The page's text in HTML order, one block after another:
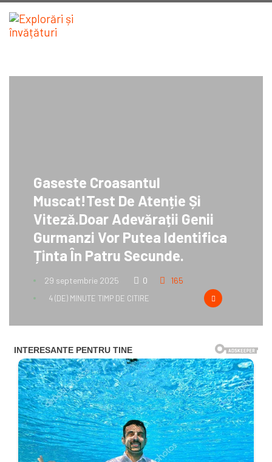
Gaseste Croasantul
Muscat!Test De Atenție Și
Viteză.Doar Adevărații Genii
Gurmanzi Vor Putea Identifica
Ținta În Patru Secunde.
29 septembrie 2025 0 165
4 (DE) MINUTE TIMP DE CITIRE